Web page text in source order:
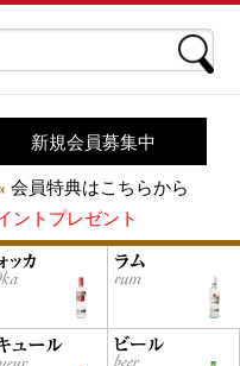
新規会員募集中
会員特典はこちらから
ントプレゼント